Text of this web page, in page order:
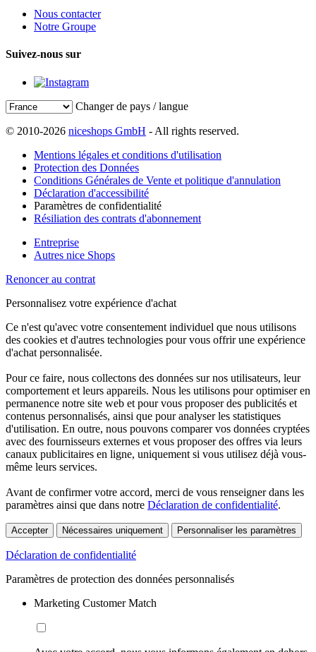
Nous contacter
Notre Groupe
Suivez-nous sur
Changer de pays / langue
© 2010-2026 niceshops GmbH - All rights reserved.
Mentions légales et conditions d'utilisation
Protection des Données
Conditions Générales de Vente et politique d'annulation
Déclaration d'accessibilité
Paramètres de confidentialité
Résiliation des contrats d'abonnement
Entreprise
Autres nice Shops
Renoncer au contrat
Personnalisez votre expérience d'achat
Ce n'est qu'avec votre consentement individuel que nous utilisons
des cookies et d'autres technologies pour vous offrir une expérience
d'achat personnalisée.
Pour ce faire, nous collectons des données sur nos utilisateurs, leur
comportement et leurs appareils. Nous les utilisons pour optimiser en
permanence notre site web et pour vous proposer des publicités et
contenus personnalisés, ainsi que pour analyser les statistiques
d'utilisation. En outre, nous pouvons comparer vos données cryptées
avec des fournisseurs externes et vous proposer des offres via leurs
canaux publicitaires en ligne, uniquement si vous utilisez déjà vous-
même leurs services.
Avant de confirmer votre accord, merci de vous renseigner dans les
paramètres ainsi que dans notre Déclaration de confidentialité.
Accepter Nécessaires uniquement Personnaliser les paramètres
Déclaration de confidentialité
Paramètres de protection des données personnalisés
Marketing Customer Match